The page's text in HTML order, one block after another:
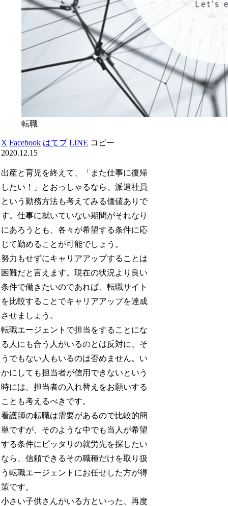
転職
X Facebook はてブ LINE コピー
2020.12.15
出産と育児を終えて、「また仕事に復帰
したい！」とおっしゃるなら、派遣社員
という勤務方法も考えてみる価値ありで
す。仕事に就いていない期間がそれなり
にあろうとも、各々が希望する条件に応
じて勤めることが可能でしょう。
努力もせずにキャリアアップすることは
困難だと言えます。現在の状況より良い
条件で働きたいのであれば、転職サイト
を比較することでキャリアアップを達成
させましょう。
転職エージェントで担当をすることにな
る人にも合う人がいるのとは反対に、そ
うでもない人もいるのは否めません。い
かにしても担当者が信用できないという
時には、担当者の入れ替えをお願いする
ことも考えるべきです。
看護師の転職は需要があるので比較的簡
単ですが、そのような中でも当人が希望
する条件にピッタリの就労先を探したい
なら、信頼できるその職種だけを取り扱
う転職エージェントにお任せした方が得
策です。
小さい子供さんがいる方といった、再度